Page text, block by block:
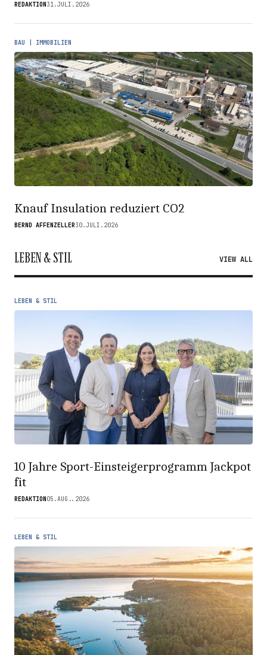
REDAKTION 31.JULI.2026
BAU | IMMOBILIEN
Knauf Insulation reduziert CO2
BERND AFFENZELLER30.JULI.2026
LEBEN & STIL VIEW ALL
LEBEN & STIL
10 Jahre Sport-Einsteigerprogramm Jackpot
fit
REDAKTION 05.AUG..2026
LEBEN & STIL